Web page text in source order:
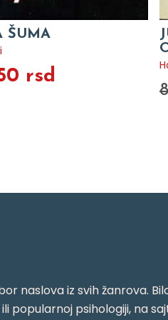
ŠUMA
rsd
naslova iz svih žanrova.
popularnoj psihologiji, na